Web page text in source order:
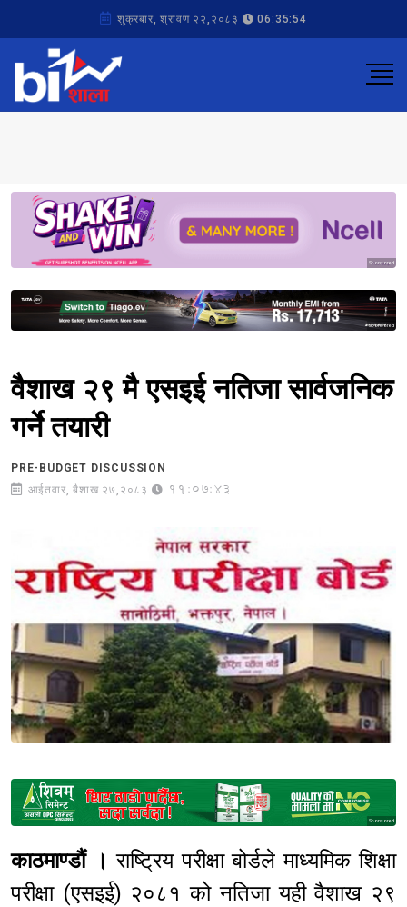
शुक्रबार, श्रावण २२,२०८३ 06:35:54
Sponsored
Sponsored
वैशाख २९ मै एसइई नतिजा सार्वजनिक
गर्ने तयारी
PRE-BUDGET DISCUSSION
आईतवार, बैशाख २७,२०८३
11:07:43
Sponsored
काठमाण्डौं । राष्ट्रिय परीक्षा बोर्डले माध्यमिक शिक्षा
परीक्षा (एसइई) २०८१ को नतिजा यही वैशाख २९